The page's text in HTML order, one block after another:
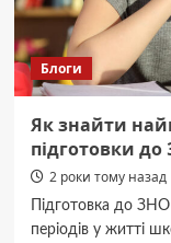
Блоги
Як знайти
підготовки
2 роки тому назад
Підготовка до
періодів у житті